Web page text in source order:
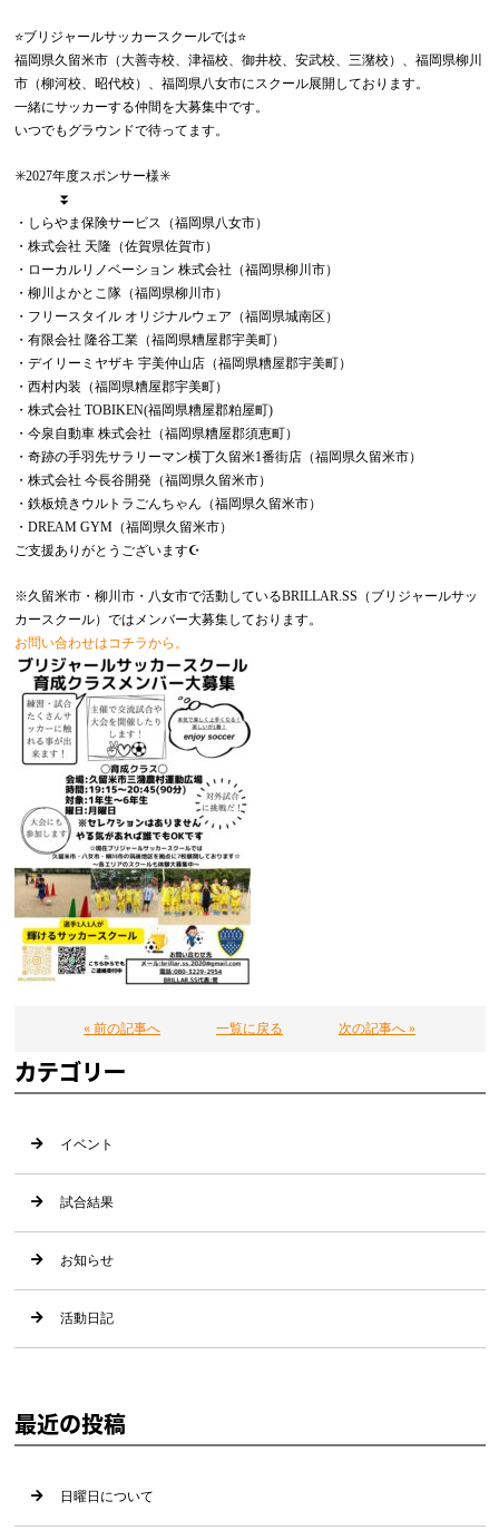
⭐️ブリジャールサッカースクールでは⭐️
福岡県久留米市（大善寺校、津福校、御井校、安武校、三潴校）、福岡県柳川
市（柳河校、昭代校）、福岡県八女市にスクール展開しております。
一緒にサッカーする仲間を大募集中です。
いつでもグラウンドで待ってます。
✳️2027年度スポンサー様✳️
⏬
・しらやま保険サービス（福岡県八女市）
・株式会社 天隆（佐賀県佐賀市）
・ローカルリノベーション 株式会社（福岡県柳川市）
・柳川よかとこ隊（福岡県柳川市）
・フリースタイル オリジナルウェア（福岡県城南区）
・有限会社 隆谷工業（福岡県糟屋郡宇美町）
・デイリーミヤザキ 宇美仲山店（福岡県糟屋郡宇美町）
・西村内装（福岡県糟屋郡宇美町）
・株式会社 TOBIKEN(福岡県糟屋郡粕屋町)
・今泉自動車 株式会社（福岡県糟屋郡須恵町）
・奇跡の手羽先サラリーマン横丁久留米1番街店（福岡県久留米市）
・株式会社 今長谷開発（福岡県久留米市）
・鉄板焼きウルトラごんちゃん（福岡県久留米市）
・DREAM GYM（福岡県久留米市）
ご支援ありがとうございます☪️
※久留米市・柳川市・八女市で活動しているBRILLAR.SS（ブリジャールサッ
カースクール）ではメンバー大募集しております。
お問い合わせはコチラから。
« 前の記事へ 一覧に戻る 次の記事へ »
カテゴリー
イベント
試合結果
お知らせ
活動日記
最近の投稿
日曜日について